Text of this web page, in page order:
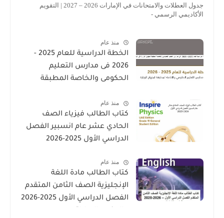
جدول العطلات والامتحانات في الإمارات 2026 – 2027 | التقويم
الرسمي -
منذ عام
الخطة الدراسية للعام 2025 -
2026 فى مدارس التعليم
الحكومى والخاصة المطبقة
منذ عام
كتاب الطالب فيزياء الصف
الحادي عشر عام انسبير الفصل
الدراسي الأول 2025-2026
منذ عام
كتاب الطالب مادة اللغة
الإنجليزية الصف الثامن المتقدم
الفصل الدراسي الأول 2025-2026